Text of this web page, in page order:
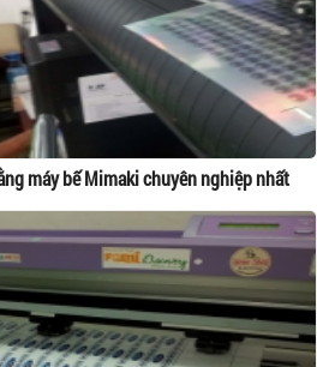
máy bế Mimaki chuyên nghiệp nhất